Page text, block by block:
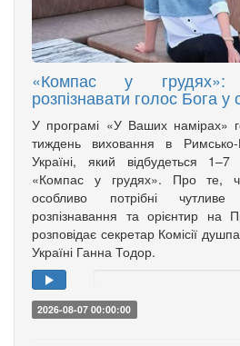
«Компас у грудях»:
розпізнавати голос Бога у
У програмі «У Ваших намірах»
тиждень виховання в Римсько-
Україні, який відбудеться
«Компас у грудях». Про те,
особливо потрібні
розпізнавання та орієнтир на
розповідає секретар Комісії
Україні Ганна Тодор.
2026-08-07 00:00:00